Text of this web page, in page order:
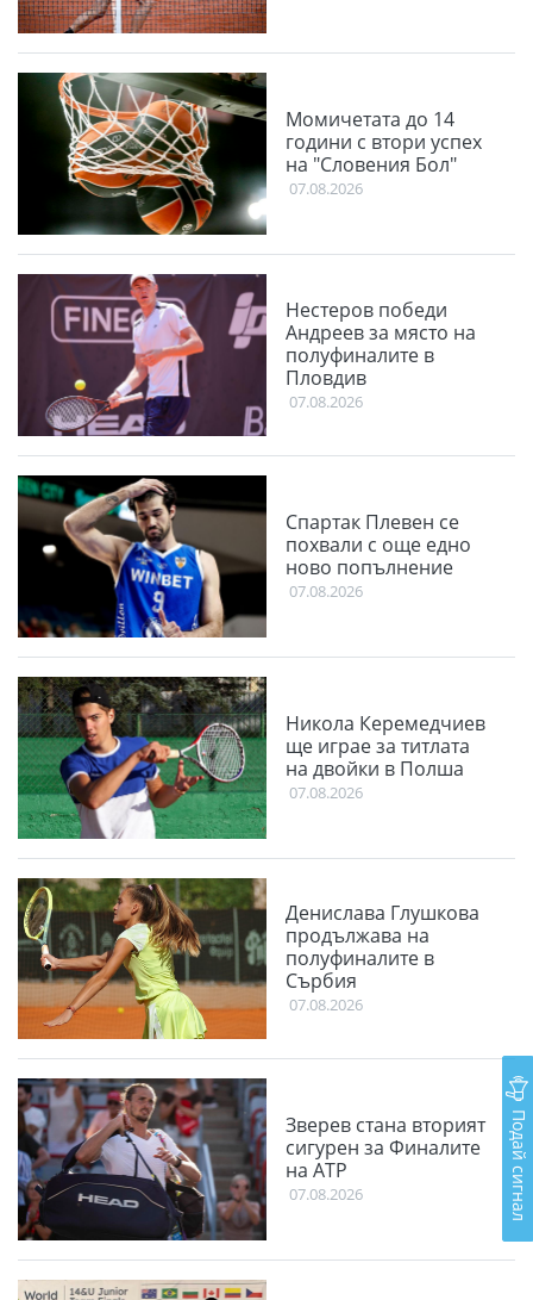
Момичетата до 14
години с втори успех
на "Словения Бол"
07.08.2026
Нестеров победи
Андреев за място на
полуфиналите в
Пловдив
07.08.2026
Спартак Плевен се
похвали с още едно
ново попълнение
07.08.2026
Никола Керемедчиев
ще играе за титлата
на двойки в Полша
07.08.2026
Денислава Глушкова
продължава на
полуфиналите в
Сърбия
07.08.2026
Зверев стана вторият
сигурен за Финалите
на АТР
07.08.2026 Подай сигнал